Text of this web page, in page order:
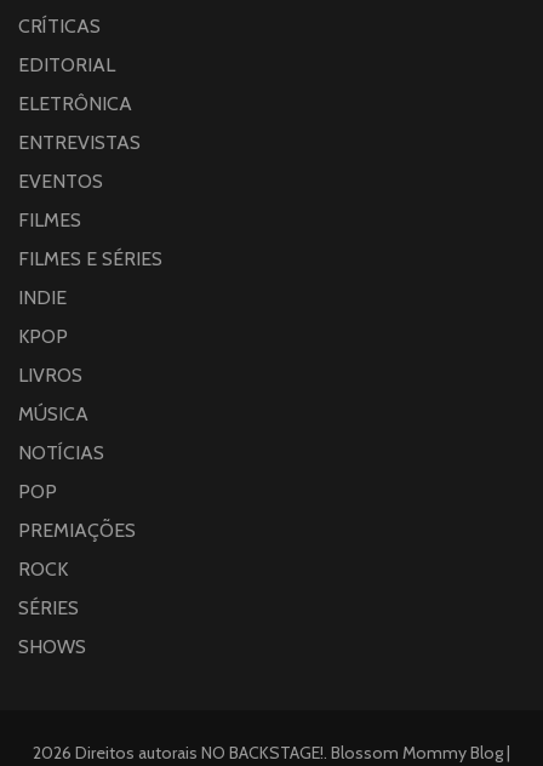
CRÍTICAS
EDITORIAL
ELETRÔNICA
ENTREVISTAS
EVENTOS
FILMES
FILMES E SÉRIES
INDIE
KPOP
LIVROS
MÚSICA
NOTÍCIAS
POP
PREMIAÇÕES
ROCK
SÉRIES
SHOWS
2026 Direitos autorais NO BACKSTAGE!. Blossom Mommy Blog |